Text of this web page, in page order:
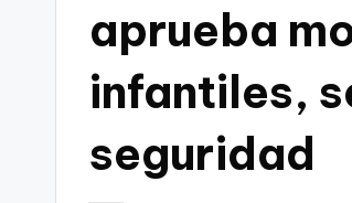
aprueba
infantiles,
seguridad